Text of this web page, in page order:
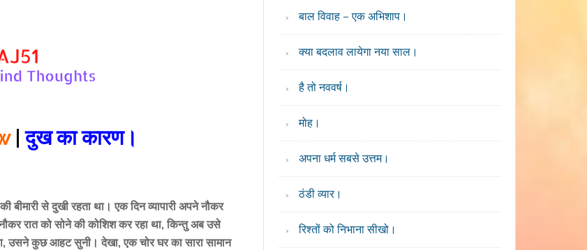
|दुख का कारण।
बीमारी से दुखी रहता था। एक दिन व्यापारी अपने नौकर
रात को सोने की कोशिश कर रहा था, किन्तु अब उसे
उसने कुछ आहट सुनी। देखा, एक चोर घर का सारा सामान
बाल विवाह – एक अभिशाप।
क्या बदलाव लायेगा नया साल।
है तो नववर्ष।
मोह।
अपना धर्म सबसे उत्तम।
ठंडी व्यार।
रिश्तों को निभाना सीखो।